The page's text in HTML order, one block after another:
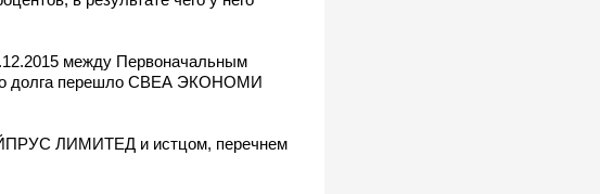
между Первоначальным
долга перешло СВЕА ЭКОНОМИ
ЛИМИТЕД и истцом, перечнем